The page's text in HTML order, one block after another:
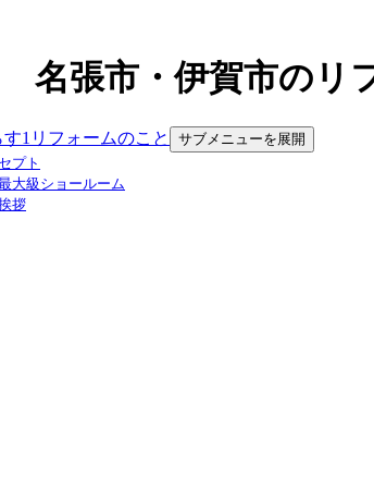
名張市・伊賀市のリ
す1リフォームのこと
サブメニューを展開
プト
大級ショールーム
拶